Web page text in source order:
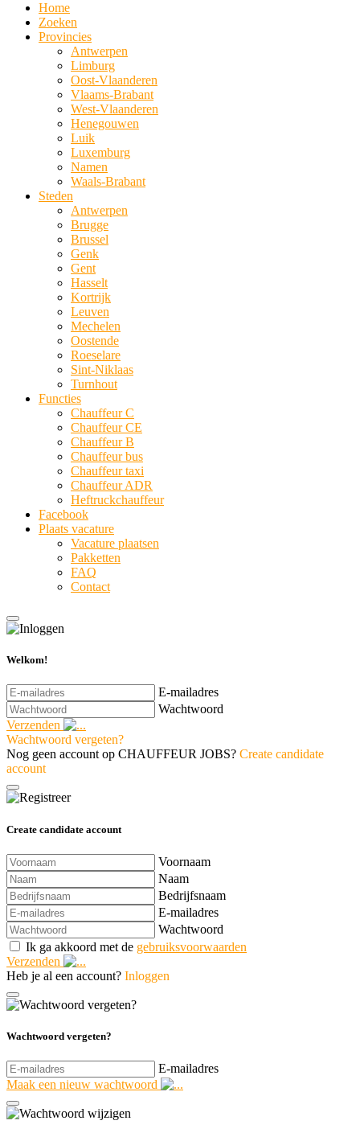
Home
Zoeken
Provincies
Antwerpen
Limburg
Oost-Vlaanderen
Vlaams-Brabant
West-Vlaanderen
Henegouwen
Luik
Luxemburg
Namen
Waals-Brabant
Steden
Antwerpen
Brugge
Brussel
Genk
Gent
Hasselt
Kortrijk
Leuven
Mechelen
Oostende
Roeselare
Sint-Niklaas
Turnhout
Functies
Chauffeur C
Chauffeur CE
Chauffeur B
Chauffeur bus
Chauffeur taxi
Chauffeur ADR
Heftruckchauffeur
Facebook
Plaats vacature
Vacature plaatsen
Pakketten
FAQ
Contact
Welkom!
E-mailadres
Wachtwoord
Verzenden
Wachtwoord vergeten?
Nog geen account op CHAUFFEUR JOBS? Create candidate
account
Create candidate account
Voornaam
Naam
Bedrijfsnaam
E-mailadres
Wachtwoord
Ik ga akkoord met de gebruiksvoorwaarden
Verzenden
Heb je al een account? Inloggen
Wachtwoord vergeten?
E-mailadres
Maak een nieuw wachtwoord